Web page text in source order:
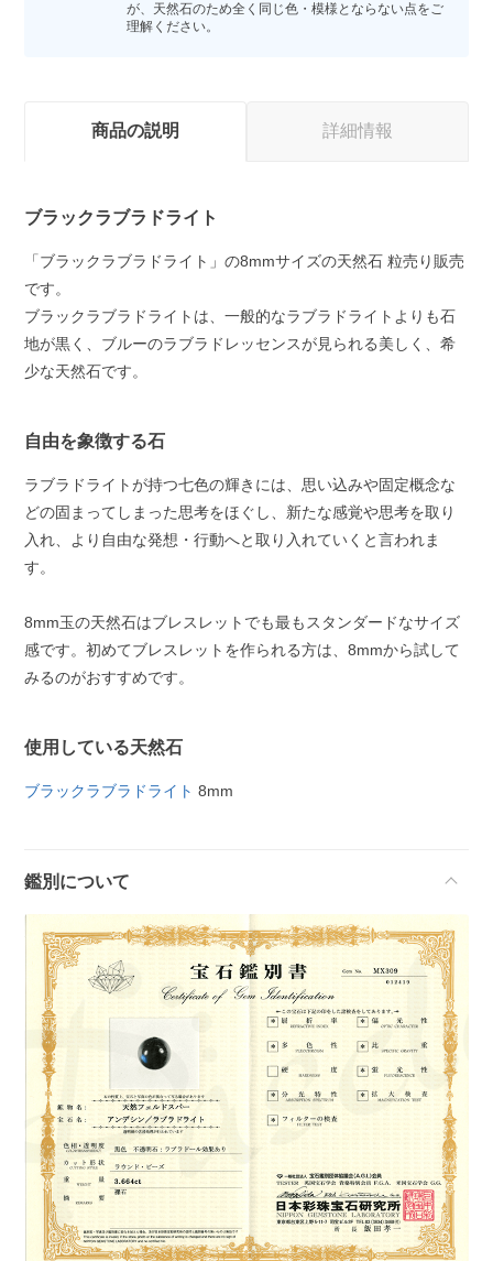
が、天然石のため全く同じ色・模様とならない点をご
理解ください。
商品の説明 詳細情報
ブラックラブラドライト
「ブラックラブラドライト」の8mmサイズの天然石 粒売り販売
です。
ブラックラブラドライトは、一般的なラブラドライトよりも石
地が黒く、ブルーのラブラドレッセンスが見られる美しく、希
少な天然石です。
自由を象徴する石
ラブラドライトが持つ七色の輝きには、思い込みや固定概念な
どの固まってしまった思考をほぐし、新たな感覚や思考を取り
入れ、より自由な発想・行動へと取り入れていくと言われま
す。
8mm玉の天然石はブレスレットでも最もスタンダードなサイズ
感です。初めてブレスレットを作られる方は、8mmから試して
みるのがおすすめです。
使用している天然石
ブラックラブラドライト 8mm
鑑別について